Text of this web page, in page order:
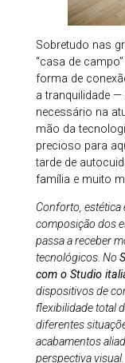
Sobretudo nas
“casa de
forma de
a tranquilidade
necessário na
mão da
precioso para
tarde de
família e muito
Conforto, estética
composição dos
passa a receber
tecnológicos. No
com o Studio
dispositivos de
flexibilidade total
diferentes
acabamentos
perspectiva visual.